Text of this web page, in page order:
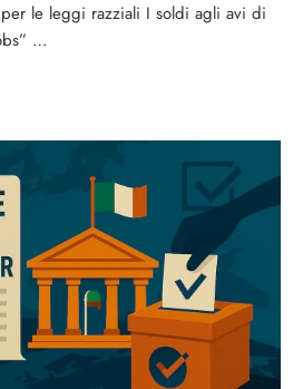
le leggi razziali I soldi agli avi di
…